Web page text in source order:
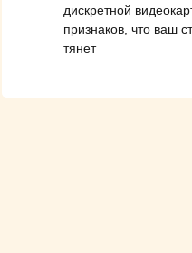
дискретной
признаков, что ваш
тянет